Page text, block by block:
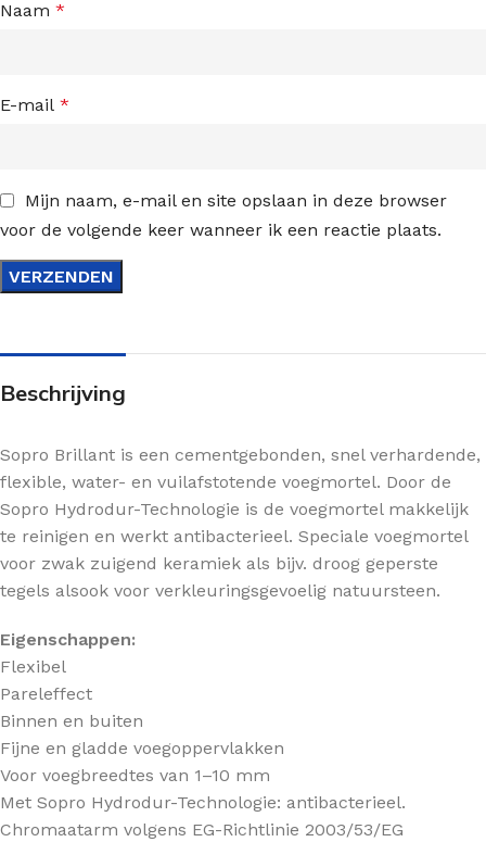
Naam *
E-mail *
Mijn naam, e-mail en site opslaan in deze browser
voor de volgende keer wanneer ik een reactie plaats.
Beschrijving
Sopro Brillant is een cementgebonden, snel verhardende,
flexible, water- en vuilafstotende voegmortel. Door de
Sopro Hydrodur-Technologie is de voegmortel makkelijk
te reinigen en werkt antibacterieel. Speciale voegmortel
voor zwak zuigend keramiek als bijv. droog geperste
tegels alsook voor verkleuringsgevoelig natuursteen.
Eigenschappen:
Flexibel
Pareleffect
Binnen en buiten
Fijne en gladde voegoppervlakken
Voor voegbreedtes van 1–10 mm
Met Sopro Hydrodur-Technologie: antibacterieel.
Chromaatarm volgens EG-Richtlinie 2003/53/EG